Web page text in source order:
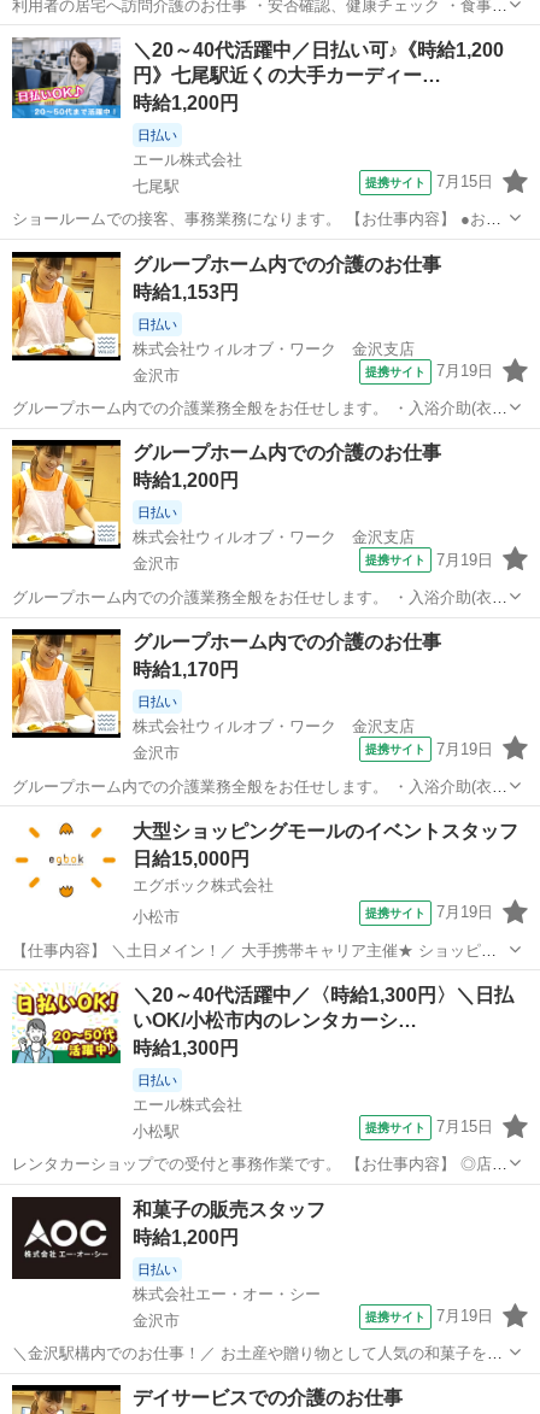
利用者の居宅へ訪問介護のお仕事 ・安否確認、健康チェック ・食事、
入浴、移動、排泄などの身体介助 ・掃除、洗濯、調理、配食、ゴミ出
しなどの生活援助 ・通院・外出介助 ・服薬介助 など 「できるか不
安・・・」 「未経験者だ...
石川 金沢市
＼20～40代活躍中／日払い可♪《時給1,200
円》七尾駅近くの大手カーディー…
時給1,200円
日払い
エール株式会社
七尾駅
提携サイト 7月15日
ショールームでの接客、事務業務になります。 【お仕事内容】 ●お客
様のお出迎え、お見送り ●お茶出し ●商品やキャンペーンの説明 ●関
係部署へのご案内 ●清掃やかんたんな事務処理 など 【給与】 時給
1,200円 【休...
石川 七尾駅 その他
グループホーム内での介護のお仕事
時給1,153円
日払い
株式会社ウィルオブ・ワーク 金沢支店
金沢市
提携サイト 7月19日
グループホーム内での介護業務全般をお任せします。 ・入浴介助(衣類
の着脱補助、洗髪、洗顔、体洗い補助など) ・食事介助(食事摂取のサ
ポート、声掛け、見守り、配膳など) ・排泄介助(トイレへの誘導、見
守り、おむつ交換など) ...
石川 金沢市 その他
グループホーム内での介護のお仕事
時給1,200円
日払い
株式会社ウィルオブ・ワーク 金沢支店
金沢市
提携サイト 7月19日
グループホーム内での介護業務全般をお任せします。 ・入浴介助(衣類
の着脱補助、洗髪、洗顔、体洗い補助など) ・食事介助(食事摂取のサ
ポート、声掛け、見守り、配膳など) ・排泄介助(トイレへの誘導、見
守り、おむつ交換など) ...
石川 金沢市 その他
グループホーム内での介護のお仕事
時給1,170円
日払い
株式会社ウィルオブ・ワーク 金沢支店
金沢市
提携サイト 7月19日
グループホーム内での介護業務全般をお任せします。 ・入浴介助(衣類
の着脱補助、洗髪、洗顔、体洗い補助など) ・食事介助(食事摂取のサ
ポート、声掛け、見守り、配膳など) ・排泄介助(トイレへの誘導、見
守り、おむつ交換など) ...
その他
大型ショッピングモールのイベントスタッフ
日給15,000円
エグボック株式会社
小松市
提携サイト 7月19日
【仕事内容】 ＼土日メイン！／ 大手携帯キャリア主催★ ショッピン
グモールでのPRイベント運営・案内スタッフ募集！ 商業施設やショッ
ピングモール内の特設会場で、ご来店されたお客様に元気よくお声が
けし、イベントブースへご案...
石川 小松市
＼20～40代活躍中／〈時給1,300円〉＼日払
いOK/小松市内のレンタカーシ…
時給1,300円
日払い
エール株式会社
小松駅
提携サイト 7月15日
レンタカーショップでの受付と事務作業です。 【お仕事内容】 ◎店頭
や電話での予約受付 ◎精算の手続き ◎システムへのデータ入力 ◎車
内のカンタンな清掃 ◎車の受け渡し →お店の前に車を移動するなど多
少の運転業務があります ...
石川 小松駅 その他
和菓子の販売スタッフ
時給1,200円
日払い
株式会社エー・オー・シー
金沢市
提携サイト 7月19日
＼金沢駅構内でのお仕事！／ お土産や贈り物として人気の和菓子を販
売するお仕事です。 主なお仕事内容は… ◆ 商品の陳列・品出し お客
様が手に取りやすいように商品を並べたり、補充を行います。 ◆ レ
石川 金沢市 その他
デイサービスでの介護のお仕事